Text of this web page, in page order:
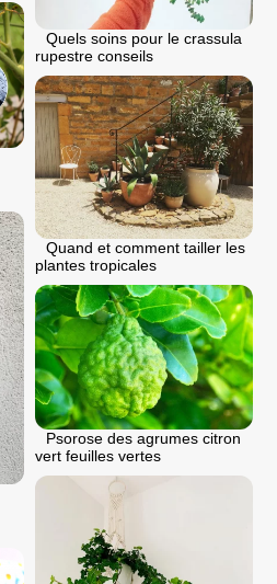
Quels soins pour le crassula
rupestre conseils
Quand et comment tailler les
plantes tropicales
Psorose des agrumes citron
vert feuilles vertes